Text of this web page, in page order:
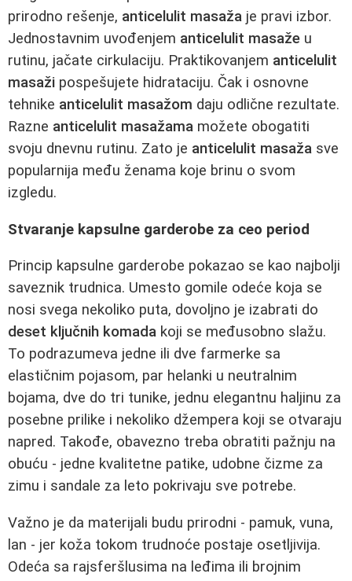
prirodno rešenje, anticelulit masaža je pravi izbor.
Jednostavnim uvođenjem anticelulit masaže u
rutinu, jačate cirkulaciju. Praktikovanjem anticelulit
masaži pospešujete hidrataciju. Čak i osnovne
tehnike anticelulit masažom daju odlične rezultate.
Razne anticelulit masažama možete obogatiti
svoju dnevnu rutinu. Zato je anticelulit masaža sve
popularnija među ženama koje brinu o svom
izgledu.
Stvaranje kapsulne garderobe za ceo period
Princip kapsulne garderobe pokazao se kao najbolji
saveznik trudnica. Umesto gomile odeće koja se
nosi svega nekoliko puta, dovoljno je izabrati do
deset ključnih komada koji se međusobno slažu.
To podrazumeva jedne ili dve farmerke sa
elastičnim pojasom, par helanki u neutralnim
bojama, dve do tri tunike, jednu elegantnu haljinu za
posebne prilike i nekoliko džempera koji se otvaraju
napred. Takođe, obavezno treba obratiti pažnju na
obuću - jedne kvalitetne patike, udobne čizme za
zimu i sandale za leto pokrivaju sve potrebe.
Važno je da materijali budu prirodni - pamuk, vuna,
lan - jer koža tokom trudnoće postaje osetljivija.
Odeća sa rajsferšlusima na leđima ili brojnim